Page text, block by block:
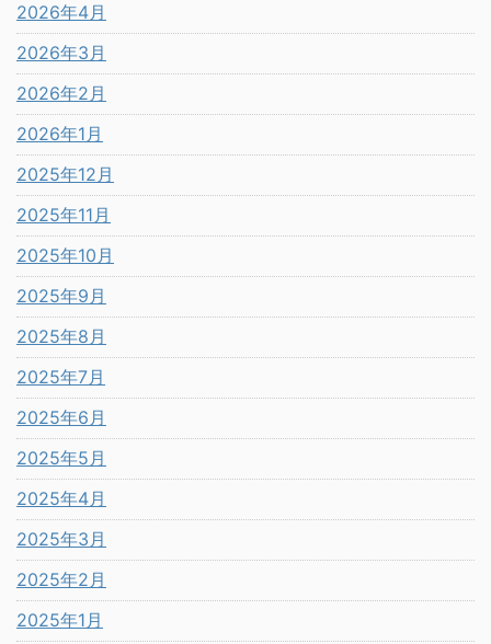
2026年4月
2026年3月
2026年2月
2026年1月
2025年12月
2025年11月
2025年10月
2025年9月
2025年8月
2025年7月
2025年6月
2025年5月
2025年4月
2025年3月
2025年2月
2025年1月